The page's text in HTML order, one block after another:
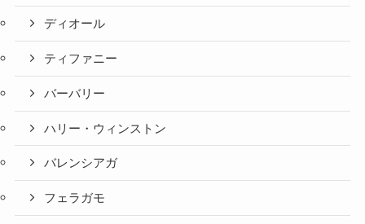
ディオール
ティファニー
バーバリー
ハリー・ウィンストン
バレンシアガ
フェラガモ